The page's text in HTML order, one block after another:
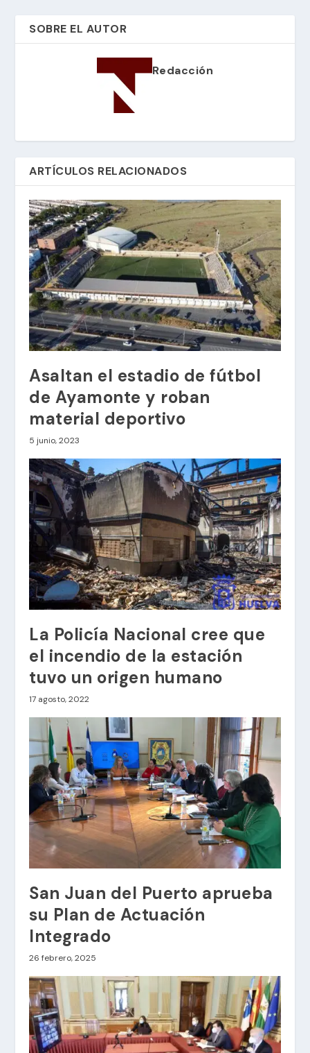
SOBRE EL AUTOR
Redacción
ARTÍCULOS RELACIONADOS
Asaltan el estadio de fútbol
de Ayamonte y roban
material deportivo
5 junio, 2023
La Policía Nacional cree que
el incendio de la estación
tuvo un origen humano
17 agosto, 2022
San Juan del Puerto aprueba
su Plan de Actuación
Integrado
26 febrero, 2025